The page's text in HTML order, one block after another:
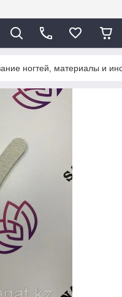
ногтей, материалы и